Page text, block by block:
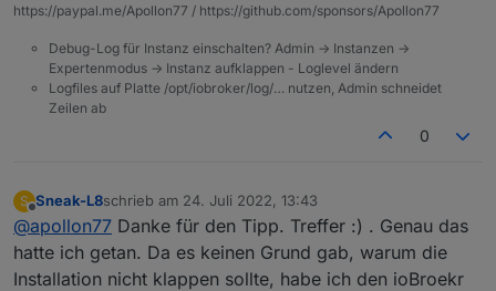
https://paypal.me/Apollon77 / https://github.com/sponsors/Apollon77
Debug-Log für Instanz einschalten? Admin -> Instanzen ->
Expertenmodus -> Instanz aufklappen - Loglevel ändern
Logfiles auf Platte /opt/iobroker/log/… nutzen, Admin schneidet
Zeilen ab
0
S
Offline
Sneak-L8schrieb am 24. Juli 2022, 13:43
zuletzt editiert von
@apollon77 Danke für den Tipp. Treffer :) . Genau das
hatte ich getan. Da es keinen Grund gab, warum die
Installation nicht klappen sollte, habe ich den ioBroekr